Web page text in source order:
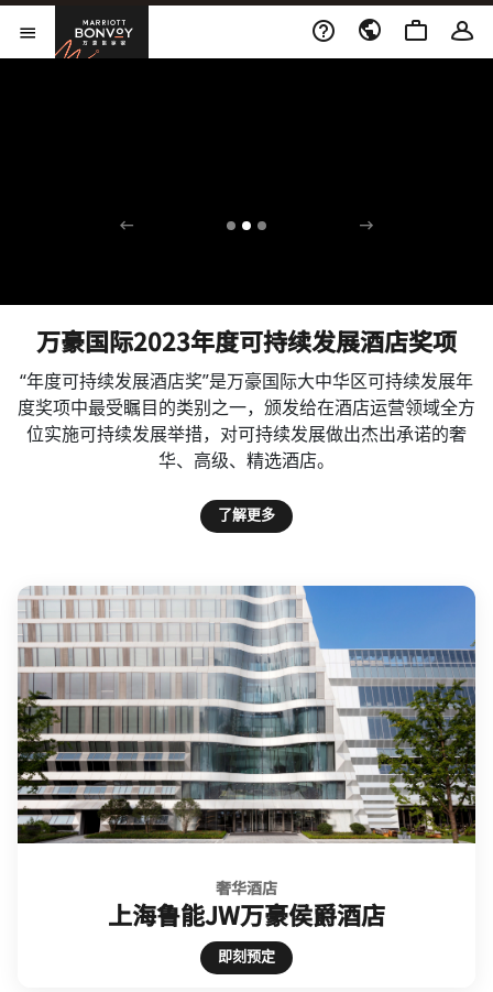
跳到内容
打开菜单Marriott Bonvoy 打开新窗口
万豪国际2023年度可持续发展酒店奖项
“年度可持续发展酒店奖”是万豪国际大中华区可持续发展年
度奖项中最受瞩目的类别之一，颁发给在酒店运营领域全方
位实施可持续发展举措，对可持续发展做出杰出承诺的奢
华、高级、精选酒店。
了解更多Open in New Tab
奢华酒店
上海鲁能JW万豪侯爵酒店
即刻预定Open in New Tab